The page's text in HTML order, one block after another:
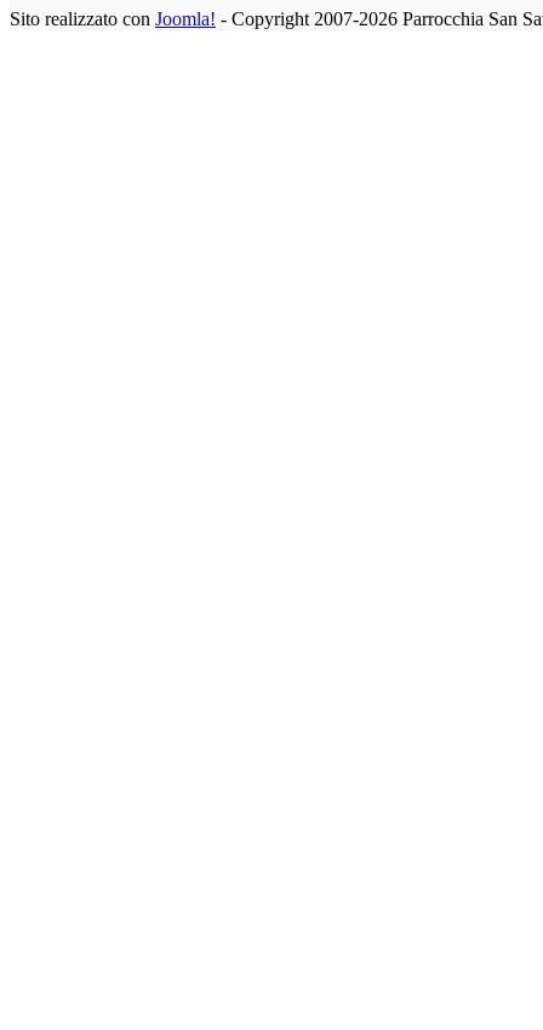
Sito realizzato con Joomla! - Copyright 2007-2026 Parrocchia San